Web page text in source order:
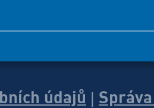
údajů